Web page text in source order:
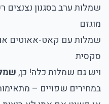
שמלות ערב בסגנון
מוגזם
שמלות עם קאט-אאוטים או
סקסית
ויש גם שמלות כלה! כן,
במחירים שפויים –